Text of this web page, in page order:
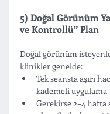
5) Doğal Görünüm
ve Kontrollü” Plan
Doğal görünüm
klinikler genelde:
Tek seansta aşırı
kademeli uygulama
Gerekirse 2–4